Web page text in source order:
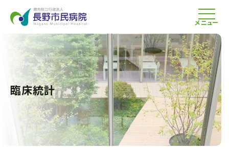
メニュー
臨床統計